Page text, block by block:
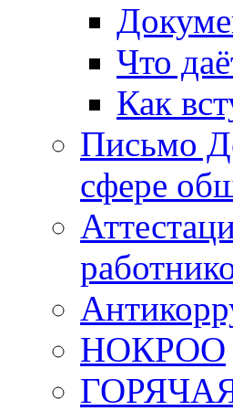
Что
Как
Письмо
сфере
НОКРОО